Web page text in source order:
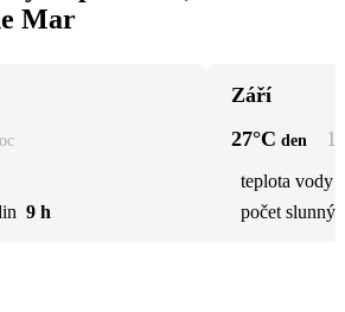
Mar
9 h
Září
27°C den
teplota vody
počet